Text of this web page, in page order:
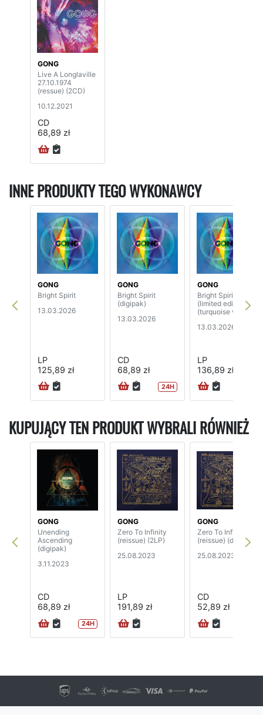
GONG
Live A Longlaville
27.10.1974
(ressue) (2CD)
10.12.2021
CD
68,89 zł
INNE PRODUKTY TEGO WYKONAWCY
GONG
Bright Spirit
13.03.2026
LP
125,89 zł
GONG
Bright Spirit
(digipak)
13.03.2026
CD
68,89 zł
24H
GONG
Bright Spirit
(limited edition)
(turquoise vinyl)
13.03.2026
LP
136,89 zł
KUPUJĄCY TEN PRODUKT WYBRALI RÓWNIEŻ
GONG
Unending
Ascending
(digipak)
3.11.2023
CD
68,89 zł
24H
GONG
Zero To Infinity
(reissue) (2LP)
25.08.2023
LP
191,89 zł
GONG
Zero To Infinity
(reissue) (digipak)
25.08.2023
CD
52,89 zł